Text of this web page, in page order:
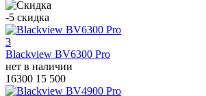
-5 скидка
3
Blackview BV6300 Pro
нет в наличии
16300 15 500